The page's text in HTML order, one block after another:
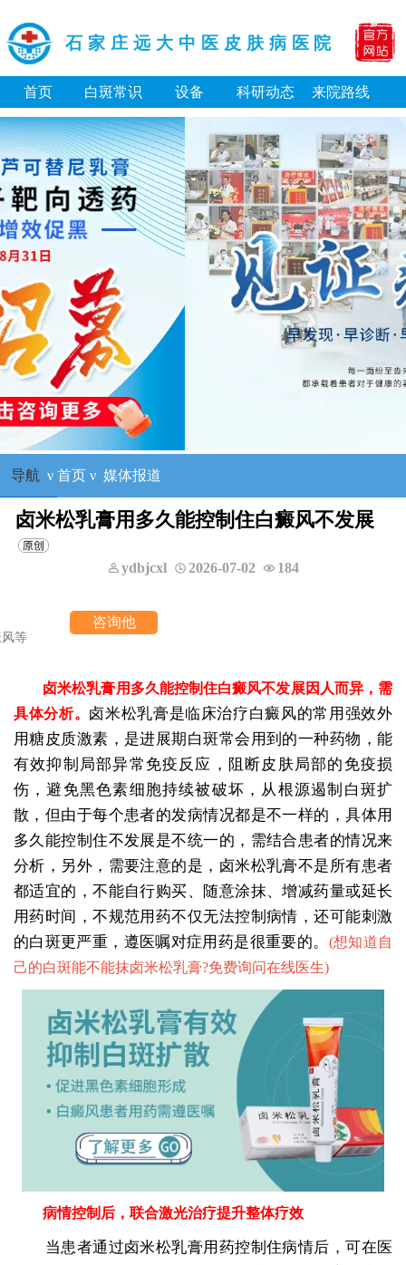
石家庄远大中医皮肤病医院
首页 白斑常识 设备 科研动态 来院路线
导航 ν 首页ν 媒体报道
卤米松乳膏用多久能控制住白癜风不发展
ydbjcxl 2026-07-02 184
卤米松乳膏用多久能控制住白癜风不发展因人而异，需
具体分析。 卤米松乳膏是临床治疗白癜风的常用强效外
用糖皮质激素，是进展期白斑常会用到的一种药物，能
有效抑制局部异常免疫反应，阻断皮肤局部的免疫损
伤，避免黑色素细胞持续被破坏，从根源遏制白斑扩
散，但由于每个患者的发病情况都是不一样的，具体用
多久能控制住不发展是不统一的，需结合患者的情况来
分析，另外，需要注意的是，卤米松乳膏不是所有患者
都适宜的，不能自行购买、随意涂抹、增减药量或延长
用药时间，不规范用药不仅无法控制病情，还可能刺激
的白斑更严重，遵医嘱对症用药是很重要的。 (想知道自
己的白斑能不能抹卤米松乳膏?免费询问在线医生)
病情控制后，联合激光治疗提升整体疗效
当患者通过卤米松乳膏用药控制住病情后，可在医